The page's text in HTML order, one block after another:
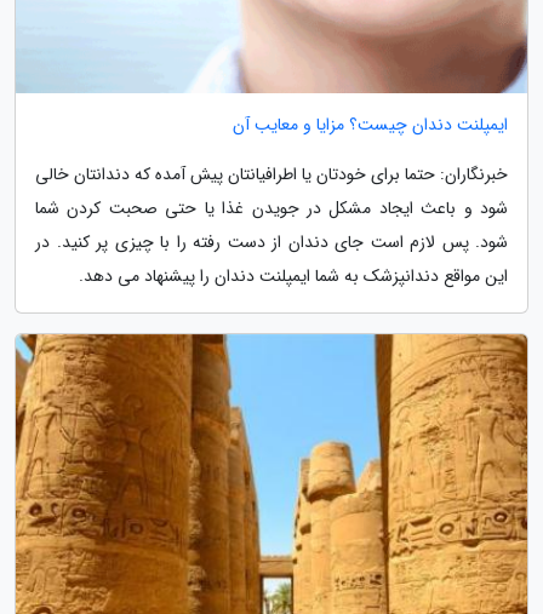
ایمپلنت دندان چیست؟ مزایا و معایب آن
خبرنگاران: حتما برای خودتان یا اطرافیانتان پیش آمده که دندانتان خالی
شود و باعث ایجاد مشکل در جویدن غذا یا حتی صحبت کردن شما
شود. پس لازم است جای دندان از دست رفته را با چیزی پر کنید. در
این مواقع دندانپزشک به شما ایمپلنت دندان را پیشنهاد می دهد.